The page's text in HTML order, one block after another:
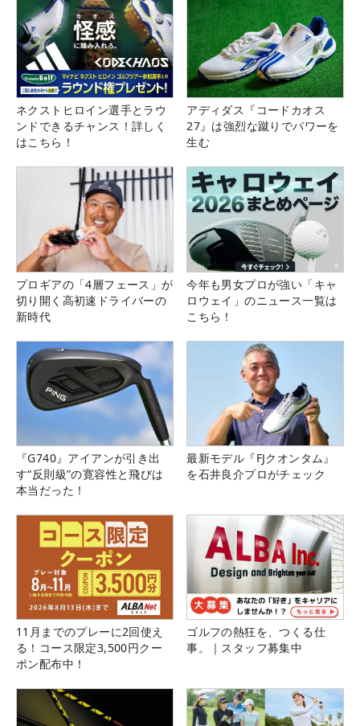
ネクストヒロイン選手とラウ
ンドできるチャンス！詳しく
はこちら！
アディダス『コードカオス
27』は強烈な蹴りでパワーを
生む
プロギアの「4層フェース」が
切り開く高初速ドライバーの
新時代
今年も男女プロが強い「キャ
ロウェイ」のニュース一覧は
こちら！
『G740』アイアンが引き出
す“反則級”の寛容性と飛びは
本当だった！
最新モデル『FJクオンタム』
を石井良介プロがチェック
11月までのプレーに2回使え
る！コース限定3,500円クー
ポン配布中！
ゴルフの熱狂を、つくる仕
事。｜スタッフ募集中